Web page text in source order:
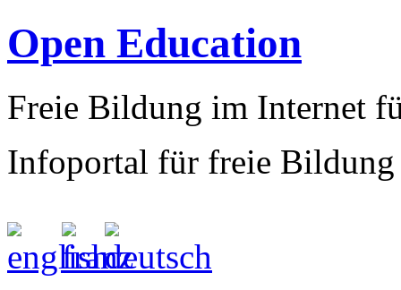
Open Education
Freie Bildung im Internet
Infoportal für freie Bildung